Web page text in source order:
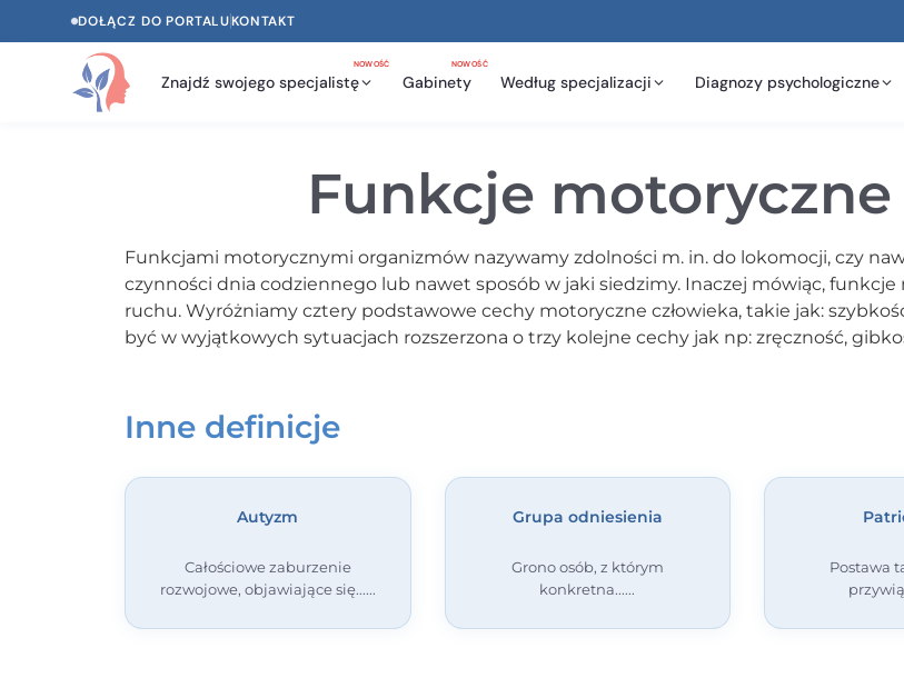
DOŁĄCZ DO PORTALUKONTAKT
Znajdź swojego specjalistę
NOWOŚĆ
Gabinety
NOWOŚĆ
Według specjalizacji Diagnozy psychologiczne
Funkcje
Funkcjami motorycznymi organizmów nazywamy zdolności m. in. do lokomocji, czy
czynności dnia codziennego lub nawet sposób w jaki siedzimy. Inaczej mówiąc,
ruchu. Wyróżniamy cztery podstawowe cechy motoryczne człowieka, takie jak:
być w wyjątkowych sytuacjach rozszerzona o trzy kolejne cechy jak np: zręczność,
Inne definicje
Autyzm
Całościowe zaburzenie
rozwojowe, objawiające się...
Grupa odniesienia
Grono osób, z którym
konkretna...
Postawa